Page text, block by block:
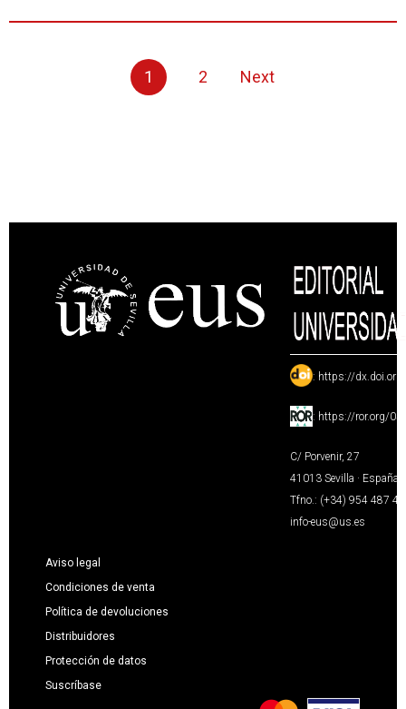
1 2 Next
: https://
: https://ror.org/
C/ Porvenir, 27
41013 Sevilla · España
Tfno.: (+34) 954 487
info-eus@us.es
Aviso legal
Condiciones de venta
Política de devoluciones
Distribuidores
Protección de datos
Suscríbase